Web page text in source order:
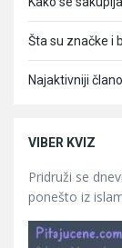
Šta su značke i
Najaktivniji
VIBER KVIZ
Pridruži se
ponešto iz